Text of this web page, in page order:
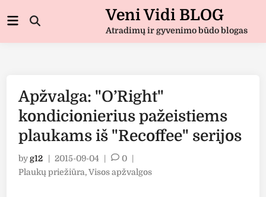
to
Veni Vidi BLOG
Atradimų ir gyvenimo būdo blogas
Open
Main
Apžvalga: "O’Right"
kondicionierius pažeistiems
plaukams iš "Recoffee" serijos
byg12 2015-09-04 0
Posted
Plaukų priežiūra,Visos apžvalgos